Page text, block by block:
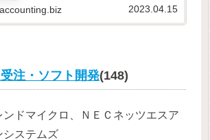
のみ9割超ブランド訴求ファビコン設定9割超ユ
ーザビリティー総合...
2023.04.15
注・ソフト開発(148)
ンドマイクロ、ＮＥＣネッツエスア
システムズ